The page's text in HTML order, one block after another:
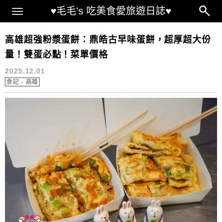
♥毛毛's 吃美食愛旅遊日誌♥
Main Menu
高雄小吃
高雄超強粉漿蛋餅：鼎皓古早味蛋餅，超厚超大份
量！雙蛋必點！菜單價格
2025.12.01
食記 - 高雄